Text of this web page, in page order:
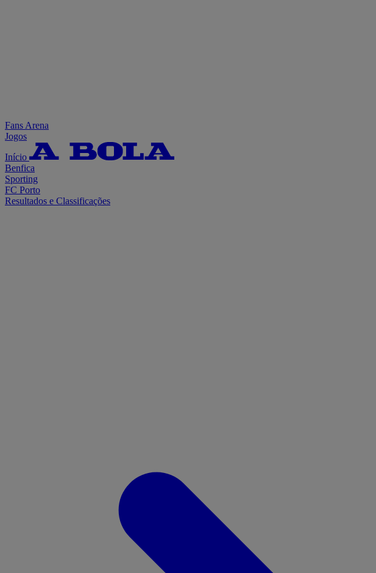
Fans Arena
Jogos
Início
Benfica
Sporting
FC Porto
Resultados e Classificações